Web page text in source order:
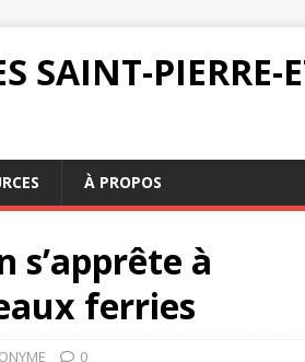
SAINT-
À PROPOS
s’apprête à
ferries
0